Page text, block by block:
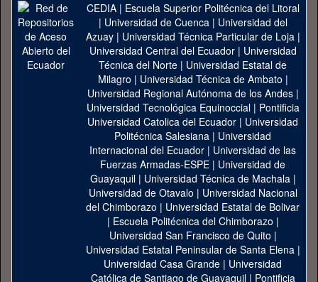
CEDIA| Escuela Superior Politécnica del Litoral
| Universidad de Cuenca| Universidad del
Azuay| Universidad Técnica Particular de Loja|
Universidad Central del Ecuador| Universidad
Técnica del Norte | Universidad Estatal de
Milagro | Universidad Técnica de Ambato |
Universidad Regional Autónoma de los Andes|
Universidad Tecnológica Equinoccial| Pontificia
Universidad Catolica del Ecuador | Universidad
Politécnica Salesiana | Universidad
Internacional del Ecuador | Universidad de las
Fuerzas Armadas-ESPE | Universidad de
Guayaquil| Universidad Técnica de Machala|
Universidad de Otavalo | Universidad Nacional
del Chimborazo | Universidad Estatal de Bolivar
| Escuela Politécnica del Chimborazo |
Universidad San Francisco de Quito |
Universidad Estatal Peninsular de Santa Elena|
Universidad Casa Grande | Universidad
Católica de Santiago de Guayaquil| Pontificia